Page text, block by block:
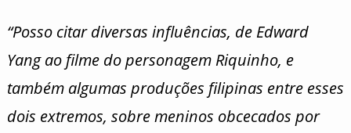
“Posso citar diversas influências, de Edward
Yang ao filme do personagem Riquinho, e
também algumas produções filipinas entre esses
dois extremos, sobre meninos obcecados por